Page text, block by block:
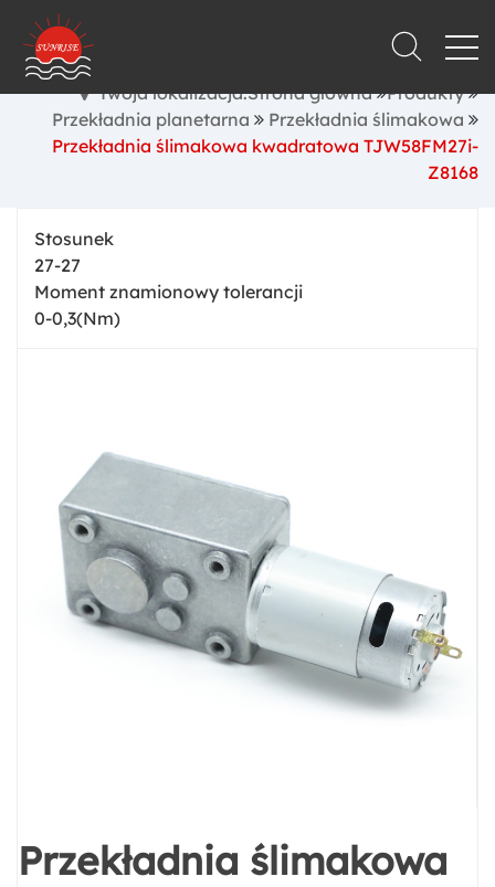
Twoja lokalizacja:Strona główna
Produkty
Przekładnia planetarna
Przekładnia ślimakowa
Przekładnia ślimakowa kwadratowa TJW58FM27i-
Z8168
Stosunek
27-27
Moment znamionowy tolerancji
0-0,3(Nm)
Przekładnia ślimakowa